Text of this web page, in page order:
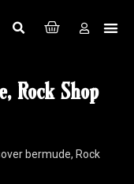
Rock Shop
bermude, Rock